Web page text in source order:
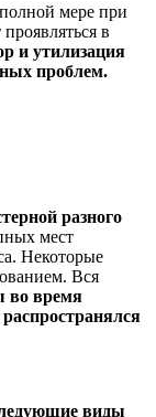
мере при
в
и утилизация
проблем.
разного
мест
Некоторые
Вся
во время
виды